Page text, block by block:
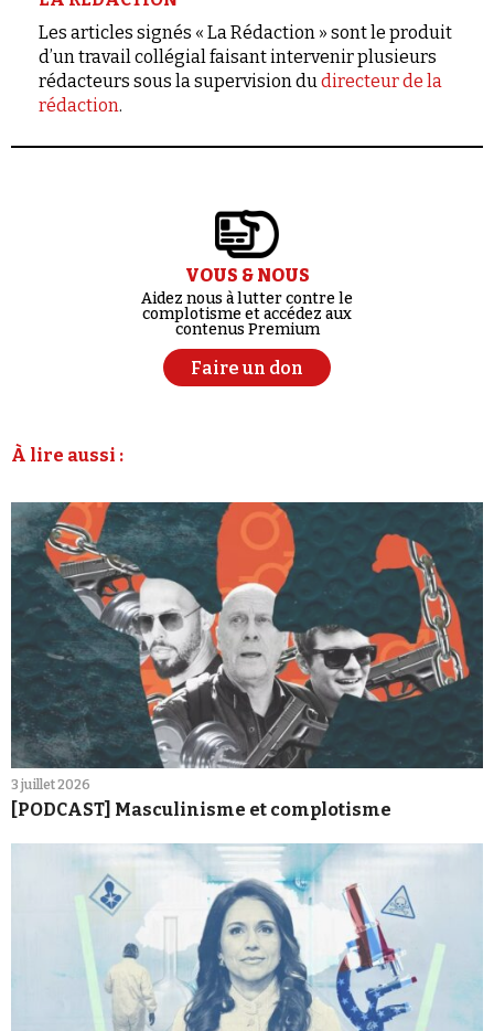
Les articles signés « La Rédaction » sont le produit
d’un travail collégial faisant intervenir plusieurs
rédacteurs sous la supervision dudirecteur de la
rédaction.
VOUS & NOUS
Aidez nous à lutter contre le
complotisme et accédez aux
contenus Premium
Faire un don
À lire aussi :
3 juillet 2026
[PODCAST] Masculinisme et complotisme